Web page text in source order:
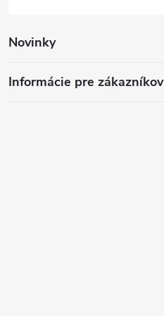
Novinky
Informácie pre zákazníkov